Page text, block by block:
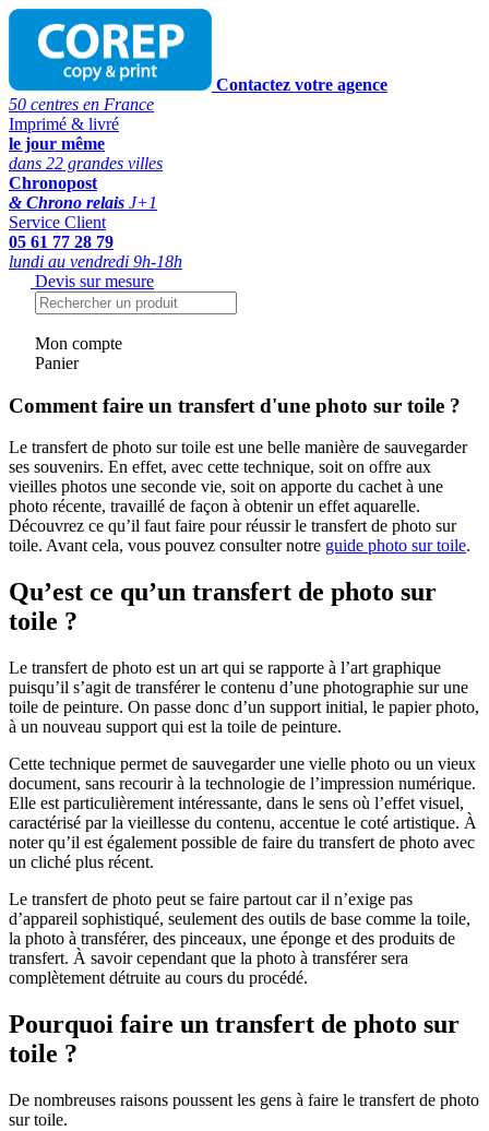
Contactez votre agence
50 centres en France
Imprimé & livré
le jour même
dans 22 grandes villes
Chronopost
& Chrono relais J+1
Service Client
05 61 77 28 79
lundi au vendredi 9h-18h
Devis sur mesure
Mon compte
Panier
Comment faire un transfert d'une photo sur toile ?
Le transfert de photo sur toile est une belle manière de sauvegarder
ses souvenirs. En effet, avec cette technique, soit on offre aux
vieilles photos une seconde vie, soit on apporte du cachet à une
photo récente, travaillé de façon à obtenir un effet aquarelle.
Découvrez ce qu’il faut faire pour réussir le transfert de photo sur
toile. Avant cela, vous pouvez consulter notre guide photo sur toile.
Qu’est ce qu’un transfert de photo sur
toile ?
Le transfert de photo est un art qui se rapporte à l’art graphique
puisqu’il s’agit de transférer le contenu d’une photographie sur une
toile de peinture. On passe donc d’un support initial, le papier photo,
à un nouveau support qui est la toile de peinture.
Cette technique permet de sauvegarder une vielle photo ou un vieux
document, sans recourir à la technologie de l’impression numérique.
Elle est particulièrement intéressante, dans le sens où l’effet visuel,
caractérisé par la vieillesse du contenu, accentue le coté artistique. À
noter qu’il est également possible de faire du transfert de photo avec
un cliché plus récent.
Le transfert de photo peut se faire partout car il n’exige pas
d’appareil sophistiqué, seulement des outils de base comme la toile,
la photo à transférer, des pinceaux, une éponge et des produits de
transfert. À savoir cependant que la photo à transférer sera
complètement détruite au cours du procédé.
Pourquoi faire un transfert de photo sur
toile ?
De nombreuses raisons poussent les gens à faire le transfert de photo
sur toile.